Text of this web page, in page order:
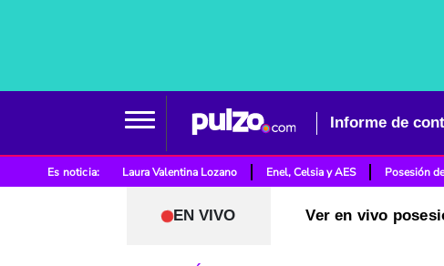
Informe de
Es noticia: Laura Valentina Lozano Enel, Celsia y AES Posesión
EN VIVO Ver en vivo